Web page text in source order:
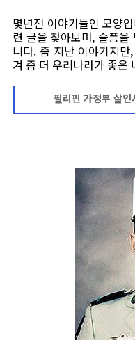
몇년전 이야기들인 모양
련 글을 찾아보며, 슬픔
니다. 좀 지난 이야기지
겨 좀 더 우리나라가 좋은
필리핀 가정부 살